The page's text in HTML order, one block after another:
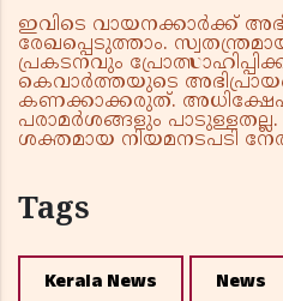
ഇവിടെ വായനക്കാർക്ക്
രേഖപ്പെടുത്താം.
പ്രകടനവും
കെവാർത്തയുടെ
കണക്കാക്കരുത്.
പരാമർശങ്ങളും
ശക്തമായ നിയമനടപടി
Tags
Kerala News News